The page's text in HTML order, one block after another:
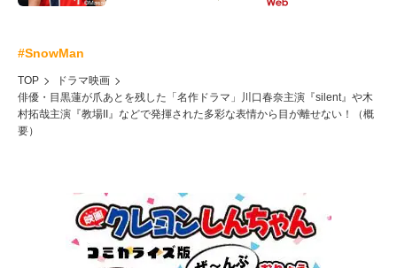
#SnowMan
TOP
ドラマ映画
俳優・目黒蓮が爪あとを残した「名作ドラマ」川口春奈主演『silent』や木
村拓哉主演『教場II』などで発揮された多彩な表情から目が離せない！（概
要）